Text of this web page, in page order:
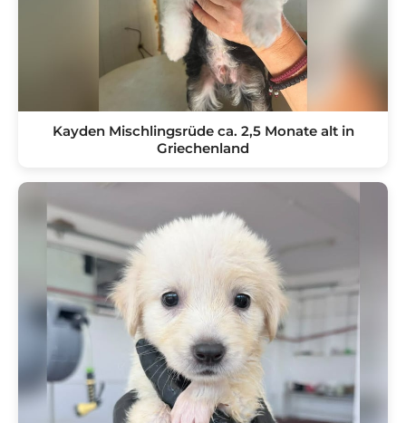
Kayden Mischlingsrüde ca. 2,5 Monate alt in
Griechenland